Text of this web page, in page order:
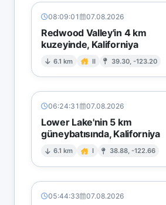
08:09:01 07.08.2026
Redwood Valley'in 4 km
kuzeyinde, Kaliforniya
6.1 km II 39.30, -123.20
06:24:31 07.08.2026
Lower Lake'nin 5 km
güneybatısında, Kaliforniya
6.1 km I 38.88, -122.66
05:44:33 07.08.2026